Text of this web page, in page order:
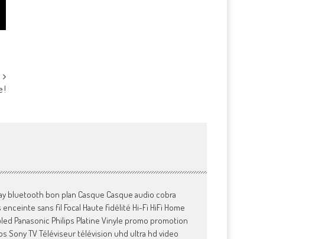
!
bluetooth bon plan Casque Casque audio cobra
enceinte sans fil Focal Haute fidélité Hi-Fi HiFi Home
Panasonic Philips Platine Vinyle promo promotion
SonyTVTéléviseur télévision uhd ultra hd video